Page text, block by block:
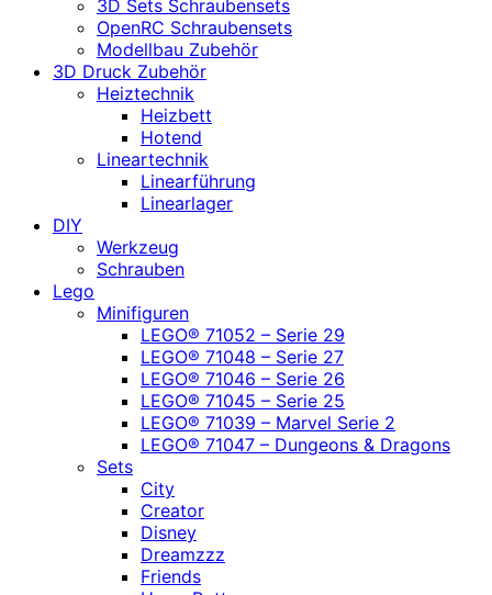
3D Sets Schraubensets
OpenRC Schraubensets
Modellbau Zubehör
3D Druck Zubehör
Heiztechnik
Heizbett
Hotend
Lineartechnik
Linearführung
Linearlager
DIY
Werkzeug
Schrauben
Lego
Minifiguren
LEGO® 71052 – Serie 29
LEGO® 71048 – Serie 27
LEGO® 71046 – Serie 26
LEGO® 71045 – Serie 25
LEGO® 71039 – Marvel Serie 2
LEGO® 71047 – Dungeons & Dragons
Sets
City
Creator
Disney
Dreamzzz
Friends